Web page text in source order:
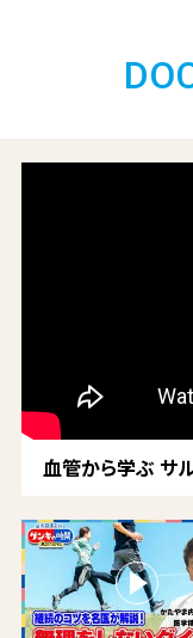
血管から学ぶ サ